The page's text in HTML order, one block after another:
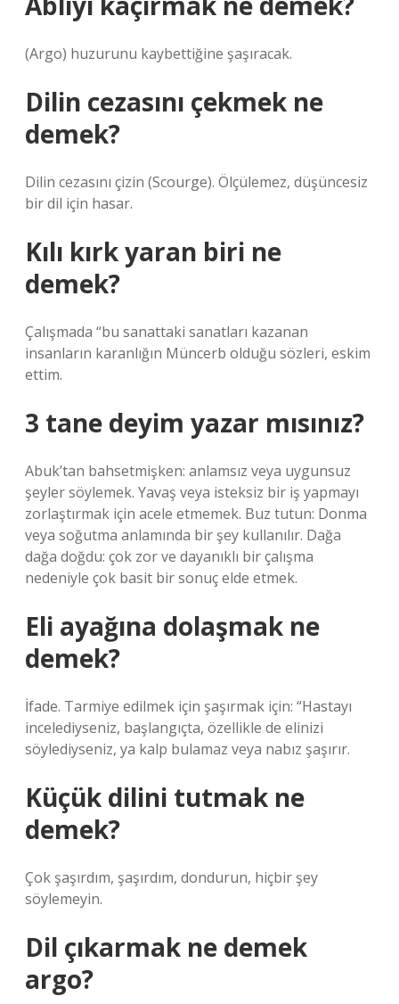
(Argo) huzurunu kaybettiğine şaşıracak.
Dilin cezasını çekmek ne
demek?
Dilin cezasını çizin (Scourge). Ölçülemez, düşüncesiz
bir dil için hasar.
Kılı kırk yaran biri ne
demek?
Çalışmada “bu sanattaki sanatları kazanan
insanların karanlığın Müncerb olduğu sözleri, eskim
ettim.
3 tane deyim yazar mısınız?
Abuk’tan bahsetmişken: anlamsız veya uygunsuz
şeyler söylemek. Yavaş veya isteksiz bir iş yapmayı
zorlaştırmak için acele etmemek. Buz tutun: Donma
veya soğutma anlamında bir şey kullanılır. Dağa
dağa doğdu: çok zor ve dayanıklı bir çalışma
nedeniyle çok basit bir sonuç elde etmek.
Eli ayağına dolaşmak ne
demek?
İfade. Tarmiye edilmek için şaşırmak için: “Hastayı
incelediyseniz, başlangıçta, özellikle de elinizi
söylediyseniz, ya kalp bulamaz veya nabız şaşırır.
Küçük dilini tutmak ne
demek?
Çok şaşırdım, şaşırdım, dondurun, hiçbir şey
söylemeyin.
Dil çıkarmak ne demek
argo?